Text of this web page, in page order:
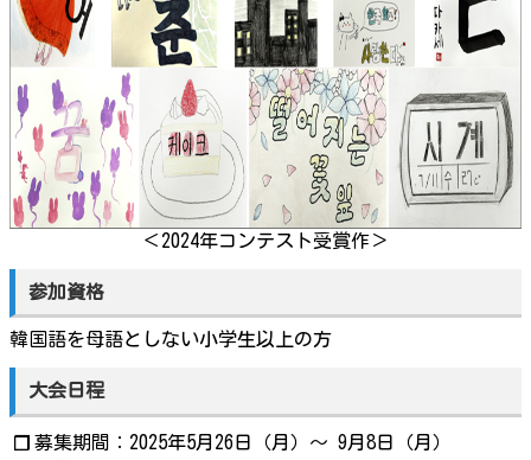
＜2024年コンテスト受賞作＞
参加資格
韓国語を母語としない小学生以上の方
大会日程
❐ 募集期間：2025年5月26日（月）～ 9月8日（月）